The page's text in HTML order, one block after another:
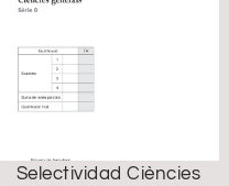
Selectividad Ciències